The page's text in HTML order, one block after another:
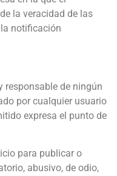
la veracidad de las
notificación
responsable de ningún
por cualquier usuario
expresa el punto de
para publicar o
abusivo, de odio,